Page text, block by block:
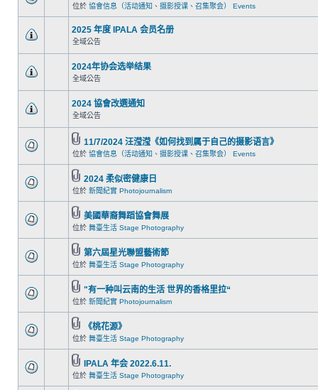
位於 協會信息（活动通知、摄影授课、召集聚会） Events
2025 年度 IPALA 会员名册
全域公告
2024年协会选举结果
全域公告
2024 協會改選通知
全域公告
11/7/2024 汪滢滢《如何找到属于自己的摄影语言》
位於 協會信息（活动通知、摄影授课、召集聚会） Events
2024 柔似密健康日
位於 新聞紀實 Photojournalism
美國華裔舞蹈協會舞展
位於 舞臺生活 Stage Photography
第六屆星光聯盟藝術節
位於 舞臺生活 Stage Photography
"有一种叫云南的生活 世界的香格里拉“
位於 新聞紀實 Photojournalism
《桃花源》
位於 舞臺生活 Stage Photography
IPALA 年会 2022.6.11.
位於 舞臺生活 Stage Photography